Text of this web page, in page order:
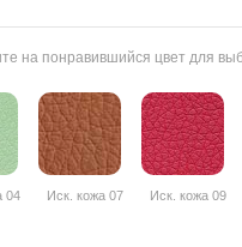
на понравившийся цвет для
04 Иск. кожа 07 Иск. кожа 09